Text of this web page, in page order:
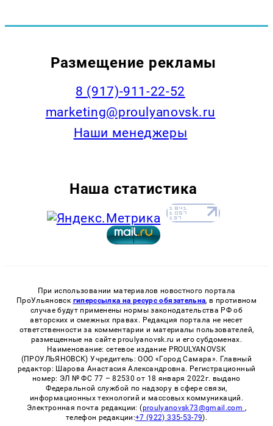
Размещение рекламы
8 (917)-911-22-52
marketing@proulyanovsk.ru
Наши менеджеры
Наша статистика
При использовании материалов новостного портала
ПроУльяновск гиперссылка на ресурс обязательна, в противном
случае будут применены нормы законодательства РФ об
авторских и смежных правах. Редакция портала не несет
ответственности за комментарии и материалы пользователей,
размещенные на сайте proulyanovsk.ru и его субдоменах.
Наименование: сетевое издание PROULYANOVSK
(ПРОУЛЬЯНОВСК) Учредитель: ООО «Город Самара». Главный
редактор: Шарова Анастасия Александровна. Регистрационный
номер: ЭЛ № ФС 77 – 82530 от 18 января 2022г. выдано
Федеральной службой по надзору в сфере связи,
информационных технологий и массовых коммуникаций.
Электронная почта редакции: (proulyanovsk73@gmail.com ,
телефон редакции:+7 (922) 335-53-79).